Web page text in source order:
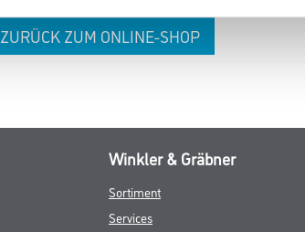
ZURÜCK ZUM ONLINE-SHOP
Winkler & Gräbner
Sortiment
Services